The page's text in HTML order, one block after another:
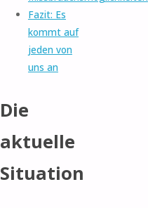
Fazit: Es
kommt auf
jeden von
uns an
Die
aktuelle
Situation